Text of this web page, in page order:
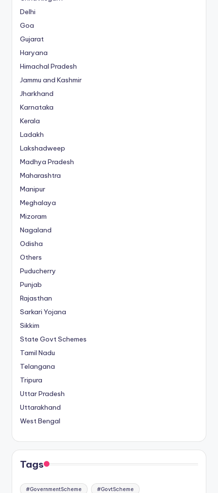
Delhi
Goa
Gujarat
Haryana
Himachal Pradesh
Jammu and Kashmir
Jharkhand
Karnataka
Kerala
Ladakh
Lakshadweep
Madhya Pradesh
Maharashtra
Manipur
Meghalaya
Mizoram
Nagaland
Odisha
Others
Puducherry
Punjab
Rajasthan
Sarkari Yojana
Sikkim
State Govt Schemes
Tamil Nadu
Telangana
Tripura
Uttar Pradesh
Uttarakhand
West Bengal
Tags
#GovernmentScheme #GovtScheme